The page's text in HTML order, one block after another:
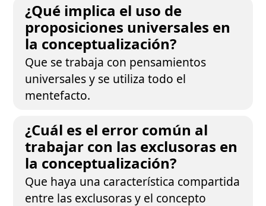
¿Qué implica el uso de
proposiciones universales en
la conceptualización?
Que se trabaja con pensamientos
universales y se utiliza todo el
mentefacto.
¿Cuál es el error común al
trabajar con las exclusoras en
la conceptualización?
Que haya una característica compartida
entre las exclusoras y el concepto